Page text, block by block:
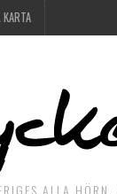
ALLA